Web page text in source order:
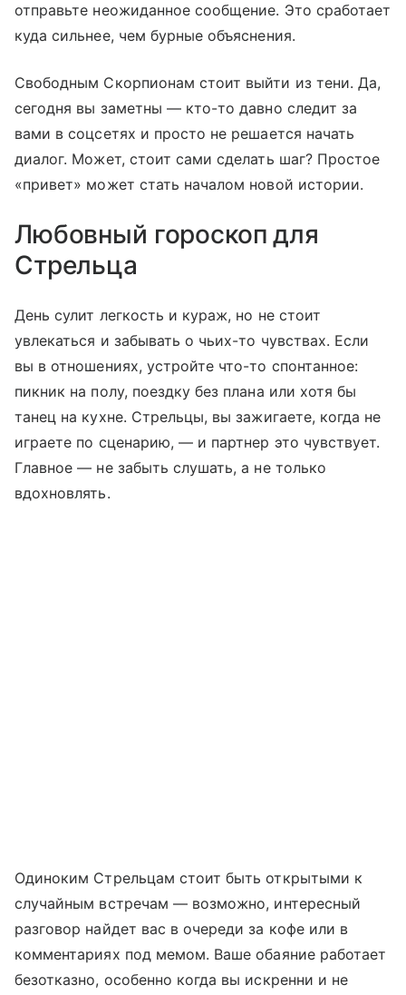
отправьте неожиданное сообщение. Это сработает
куда сильнее, чем бурные объяснения.
Свободным Скорпионам стоит выйти из тени. Да,
сегодня вы заметны — кто-то давно следит за
вами в соцсетях и просто не решается начать
диалог. Может, стоит сами сделать шаг? Простое
«привет» может стать началом новой истории.
Любовный гороскоп для
Стрельца
День сулит легкость и кураж, но не стоит
увлекаться и забывать о чьих-то чувствах. Если
вы в отношениях, устройте что-то спонтанное:
пикник на полу, поездку без плана или хотя бы
танец на кухне. Стрельцы, вы зажигаете, когда не
играете по сценарию, — и партнер это чувствует.
Главное — не забыть слушать, а не только
вдохновлять.
Одиноким Стрельцам стоит быть открытыми к
случайным встречам — возможно, интересный
разговор найдет вас в очереди за кофе или в
комментариях под мемом. Ваше обаяние работает
безотказно, особенно когда вы искренни и не